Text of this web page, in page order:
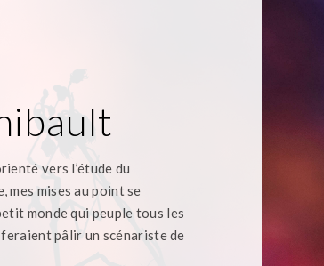
vers l’étude du
mes mises au point se
monde qui peuple tous les
pâlir un scénariste de